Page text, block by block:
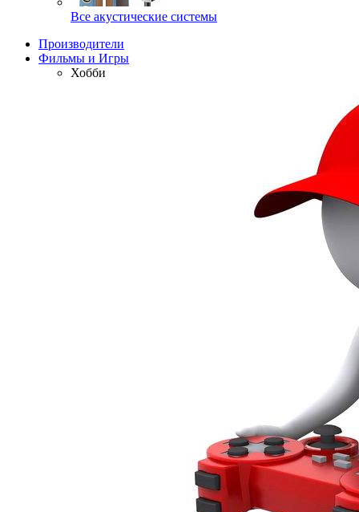
Все акустические системы
Производители
Фильмы и Игры
Хобби